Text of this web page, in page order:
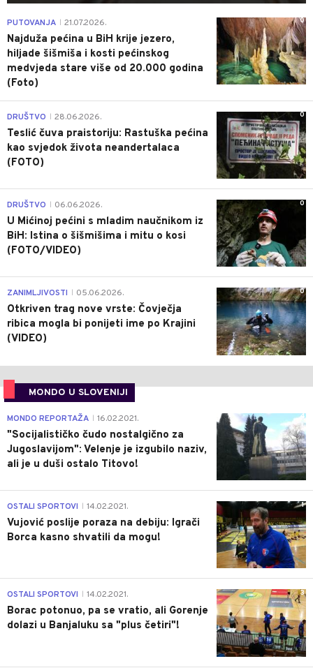
0
PUTOVANJA 21.07.2026.
Najduža pećina u BiH krije jezero,
hiljade šišmiša i kosti pećinskog
medvjeda stare više od 20.000 godina
(Foto)
0
DRUŠTVO 28.06.2026.
Teslić čuva praistoriju: Rastuška pećina
kao svjedok života neandertalaca
(FOTO)
0
DRUŠTVO 06.06.2026.
U Mićinoj pećini s mladim naučnikom iz
BiH: Istina o šišmišima i mitu o kosi
(FOTO/VIDEO)
0
ZANIMLJIVOSTI 05.06.2026.
Otkriven trag nove vrste: Čovječja
ribica mogla bi ponijeti ime po Krajini
(VIDEO)
MONDO U SLOVENIJI
4
MONDO REPORTAŽA 16.02.2021.
"Socijalističko čudo nostalgično za
Jugoslavijom": Velenje je izgubilo naziv,
ali je u duši ostalo Titovo!
1
OSTALI SPORTOVI 14.02.2021.
Vujović poslije poraza na debiju: Igrači
Borca kasno shvatili da mogu!
3
OSTALI SPORTOVI 14.02.2021.
Borac potonuo, pa se vratio, ali Gorenje
dolazi u Banjaluku sa "plus četiri"!